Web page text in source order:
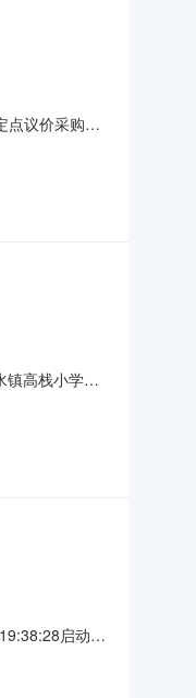
点议价采购合
镇高栈小学装
标的数量
启动。